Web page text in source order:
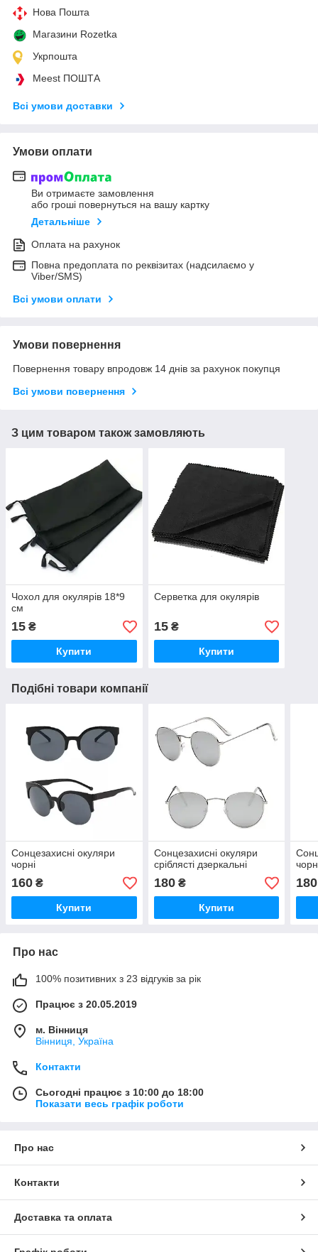
Нова Пошта
Магазини Rozetka
Укрпошта
Meest ПОШТА
Всі умови доставки
Умови оплати
Ви отримаєте замовлення
або гроші повернуться на вашу картку
Детальніше
Оплата на рахунок
Повна предоплата по реквізитах (надсилаємо у
Viber/SMS)
Всі умови оплати
Умови повернення
Повернення товару впродовж 14 днів за рахунок покупця
Всі умови повернення
З цим товаром також замовляють
Чохол для окулярів 18*9
см
15 ₴
Купити
Серветка для окулярів
15₴
Купити
Подібні товари компанії
Сонцезахисні окуляри
чорні
160 ₴
Купити
Сонцезахисні окуляри
сріблясті дзеркальні
180₴
Купити
180
Про нас
100% позитивних з 23 відгуків за рік
Працює з 20.05.2019
м. Вінниця
Вінниця, Україна
Контакти
Сьогодні працює з 10:00 до 18:00
Показати весь графік роботи
Про нас
Контакти
Доставка та оплата